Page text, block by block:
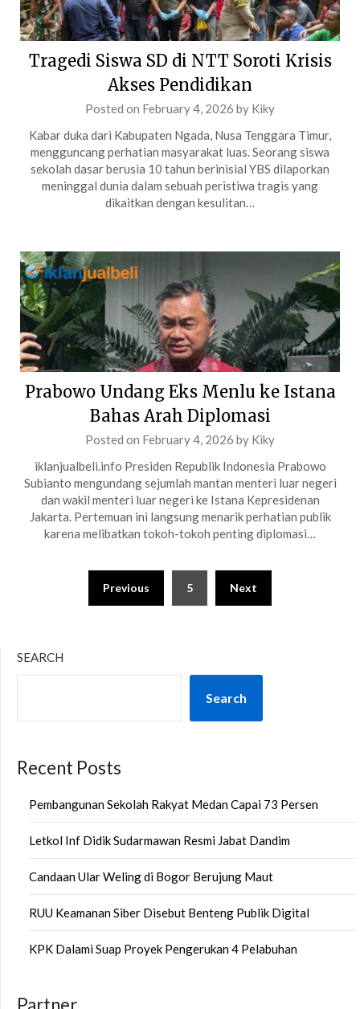
Tragedi Siswa SD di NTT Soroti Krisis
Akses Pendidikan
Posted on February 4, 2026 by Kiky
Kabar duka dari Kabupaten Ngada, Nusa Tenggara Timur,
mengguncang perhatian masyarakat luas. Seorang siswa
sekolah dasar berusia 10 tahun berinisial YBS dilaporkan
meninggal dunia dalam sebuah peristiwa tragis yang
dikaitkan dengan kesulitan…
Prabowo Undang Eks Menlu ke Istana
Bahas Arah Diplomasi
Posted on February 4, 2026 by Kiky
iklanjualbeli.info Presiden Republik Indonesia Prabowo
Subianto mengundang sejumlah mantan menteri luar negeri
dan wakil menteri luar negeri ke Istana Kepresidenan
Jakarta. Pertemuan ini langsung menarik perhatian publik
karena melibatkan tokoh-tokoh penting diplomasi…
pagination
Previous 5 Next
SEARCH
Search
Recent Posts
Pembangunan Sekolah Rakyat Medan Capai 73 Persen
Letkol Inf Didik Sudarmawan Resmi Jabat Dandim
Candaan Ular Weling di Bogor Berujung Maut
RUU Keamanan Siber Disebut Benteng Publik Digital
KPK Dalami Suap Proyek Pengerukan 4 Pelabuhan